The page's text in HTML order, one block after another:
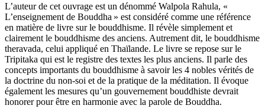
L’auteur de cet ouvrage est un dénommé Walpola Rahula, «
L’enseignement de Bouddha » est considéré comme une référence
en matière de livre sur le bouddhisme. Il révèle simplement et
clairement le bouddhisme des anciens. Autrement dit, le bouddhisme
theravada, celui appliqué en Thaïlande. Le livre se repose sur le
Tripitaka qui est le registre des textes les plus anciens. Il parle des
concepts importants du bouddhisme à savoir les 4 nobles vérités de
la doctrine du non-soi et de la pratique de la méditation. Il évoque
également les mesures qu’un gouvernement bouddhiste devrait
honorer pour être en harmonie avec la parole de Bouddha.